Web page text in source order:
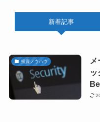
新着記事
投資ノウハウ
ッ